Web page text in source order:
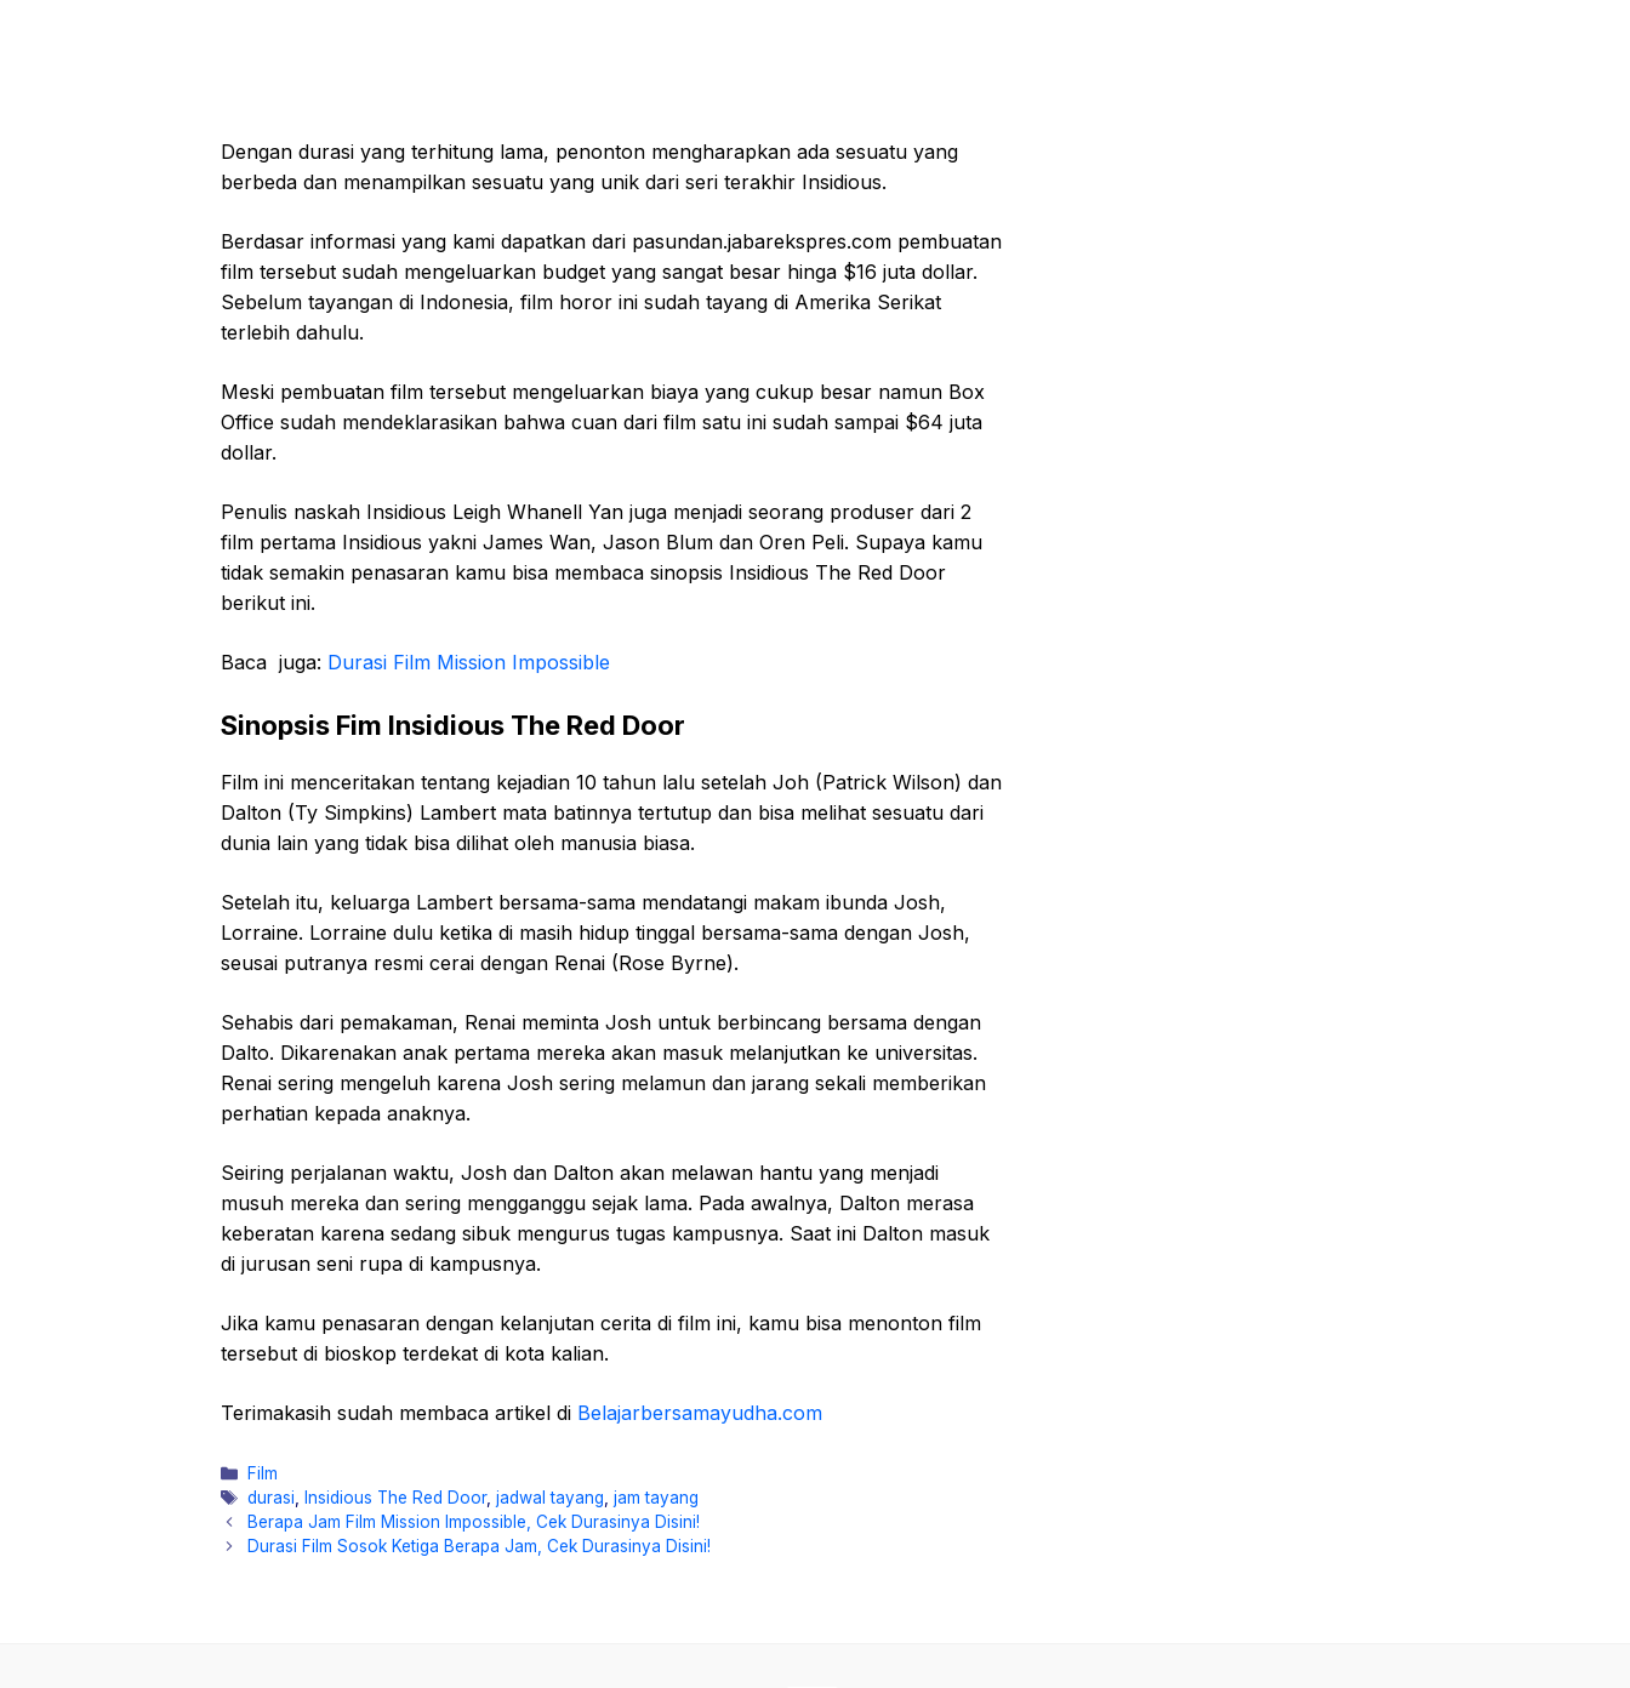
Dengan durasi yang terhitung lama, penonton mengharapkan ada sesuatu yang
berbeda dan menampilkan sesuatu yang unik dari seri terakhir Insidious.
Berdasar informasi yang kami dapatkan dari pasundan.jabarekspres.com pembuatan
film tersebut sudah mengeluarkan budget yang sangat besar hinga $16 juta dollar.
Sebelum tayangan di Indonesia, film horor ini sudah tayang di Amerika Serikat
terlebih dahulu.
Meski pembuatan film tersebut mengeluarkan biaya yang cukup besar namun Box
Office sudah mendeklarasikan bahwa cuan dari film satu ini sudah sampai $64 juta
dollar.
Penulis naskah Insidious Leigh Whanell Yan juga menjadi seorang produser dari 2
film pertama Insidious yakni James Wan, Jason Blum dan Oren Peli. Supaya kamu
tidak semakin penasaran kamu bisa membaca sinopsis Insidious The Red Door
berikut ini.
Baca juga: Durasi Film Mission Impossible
Sinopsis Fim Insidious The Red Door
Film ini menceritakan tentang kejadian 10 tahun lalu setelah Joh (Patrick Wilson) dan
Dalton (Ty Simpkins) Lambert mata batinnya tertutup dan bisa melihat sesuatu dari
dunia lain yang tidak bisa dilihat oleh manusia biasa.
Setelah itu, keluarga Lambert bersama-sama mendatangi makam ibunda Josh,
Lorraine. Lorraine dulu ketika di masih hidup tinggal bersama-sama dengan Josh,
seusai putranya resmi cerai dengan Renai (Rose Byrne).
Sehabis dari pemakaman, Renai meminta Josh untuk berbincang bersama dengan
Dalto. Dikarenakan anak pertama mereka akan masuk melanjutkan ke universitas.
Renai sering mengeluh karena Josh sering melamun dan jarang sekali memberikan
perhatian kepada anaknya.
Seiring perjalanan waktu, Josh dan Dalton akan melawan hantu yang menjadi
musuh mereka dan sering mengganggu sejak lama. Pada awalnya, Dalton merasa
keberatan karena sedang sibuk mengurus tugas kampusnya. Saat ini Dalton masuk
di jurusan seni rupa di kampusnya.
Jika kamu penasaran dengan kelanjutan cerita di film ini, kamu bisa menonton film
tersebut di bioskop terdekat di kota kalian.
Terimakasih sudah membaca artikel di Belajarbersamayudha.com
Kategori
Film
Tag
durasi, Insidious The Red Door, jadwal tayang, jam tayang
Berapa Jam Film Mission Impossible, Cek Durasinya Disini!
Durasi Film Sosok Ketiga Berapa Jam, Cek Durasinya Disini!